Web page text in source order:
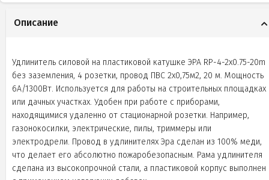
Описание
Удлинитель силовой на пластиковой катушке ЭРА RP-4-2x0.75-20m
без заземления, 4 розетки, провод ПВС 2х0,75м2, 20 м. Мощность
6А/1300Вт. Используется для работы на строительных площадках
или дачных участках. Удобен при работе с приборами,
находящимися удаленно от стационарной розетки. Например,
газонокосилки, электрические, пилы, триммеры или
электродрели. Провод в удлинителях Эра сделан из 100% меди,
что делает его абсолютно пожаробезопасным. Рама удлинителя
сделана из высокопрочной стали, а пластиковой корпус выполнен